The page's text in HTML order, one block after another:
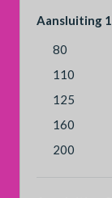
Aansluiting 1
80
110
125
160
200